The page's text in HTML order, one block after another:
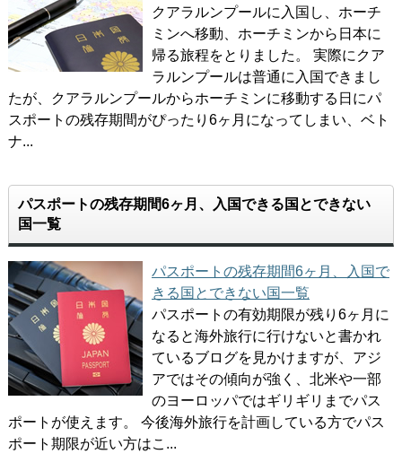
クアラルンプールに入国し、ホーチ
ミンへ移動、ホーチミンから日本に
帰る旅程をとりました。 実際にクア
ラルンプールは普通に入国できまし
たが、クアラルンプールからホーチミンに移動する日にパ
スポートの残存期間がぴったり6ヶ月になってしまい、ベト
ナ...
パスポートの残存期間6ヶ月、入国できる国とできない
国一覧
パスポートの残存期間6ヶ月、入国で
きる国とできない国一覧
パスポートの有効期限が残り6ヶ月に
なると海外旅行に行けないと書かれ
ているブログを見かけますが、アジ
アではその傾向が強く、北米や一部
のヨーロッパではギリギリまでパス
ポートが使えます。 今後海外旅行を計画している方でパス
ポート期限が近い方はこ...